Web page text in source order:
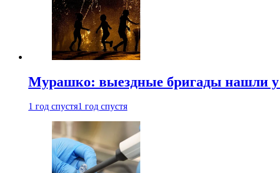
Мурашко: выездные бригады нашли у
1 год спустя1 год спустя